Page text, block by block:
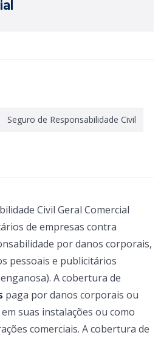
Seguro de Responsabilidade Civil
Civil Geral Comercial
de empresas contra
por danos corporais,
pessoais e publicitários
A cobertura de
paga por danos corporais ou
suas instalações ou como
comerciais. A cobertura de